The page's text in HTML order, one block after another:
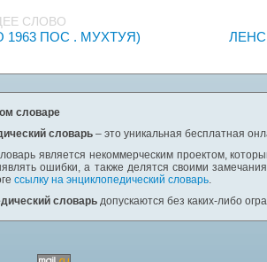
СЛОВО
1963 ПОС . МУХТУЯ)
словаре
словарь – это уникальная бесплатная
является некоммерческим проектом,
ошибки, а также делятся своими
ссылку на энциклопедический словарь.
словарь допускаются без каких-либо